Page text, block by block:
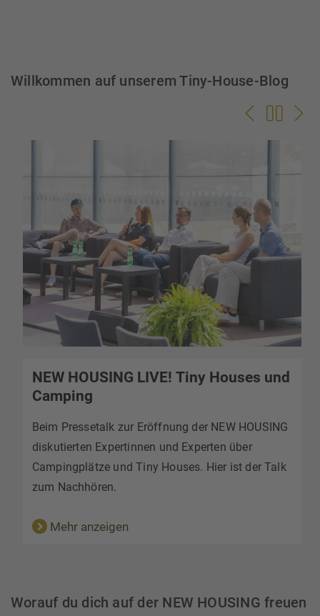
Willkommen auf unserem Tiny-House-Blog
LIVE! Tiny Houses und
zur Eröffnung der NEW HOUSING
Expertinnen und Experten über
und Tiny Houses. Hier ist der Talk
anzeigen
LESEN
Weitere
Klick
Worauf du dich auf der NEW HOUSING freuen